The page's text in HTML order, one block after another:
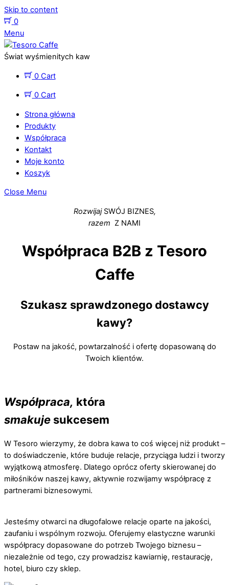
Skip to content
0
Menu
Świat wyśmienitych kaw
0 Cart
0 Cart
Strona główna
Produkty
Współpraca
Kontakt
Moje konto
Koszyk
Close Menu
Rozwijaj SWÓJ BIZNES,
razem Z NAMI
Współpraca B2B z Tesoro
Caffe
Szukasz sprawdzonego dostawcy
kawy?
Postaw na jakość, powtarzalność i ofertę dopasowaną do
Twoich klientów.
Współpraca, która
smakuje sukcesem
W Tesoro wierzymy, że dobra kawa to coś więcej niż produkt –
to doświadczenie, które buduje relacje, przyciąga ludzi i tworzy
wyjątkową atmosferę. Dlatego oprócz oferty skierowanej do
miłośników naszej kawy, aktywnie rozwijamy współpracę z
partnerami biznesowymi.
Jesteśmy otwarci na długofalowe relacje oparte na jakości,
zaufaniu i wspólnym rozwoju. Oferujemy elastyczne warunki
współpracy dopasowane do potrzeb Twojego biznesu –
niezależnie od tego, czy prowadzisz kawiarnię, restaurację,
hotel, biuro czy sklep.